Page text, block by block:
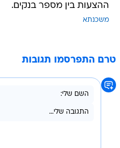
ההצעות בין מספר בנקים.
משכנתא
טרם התפרסמו תגובות